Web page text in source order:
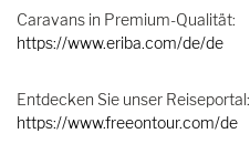
Caravans in Premium-Qualität:
https://www.eriba.com/de/de
Entdecken Sie unser Reiseportal:
https://www.freeontour.com/de